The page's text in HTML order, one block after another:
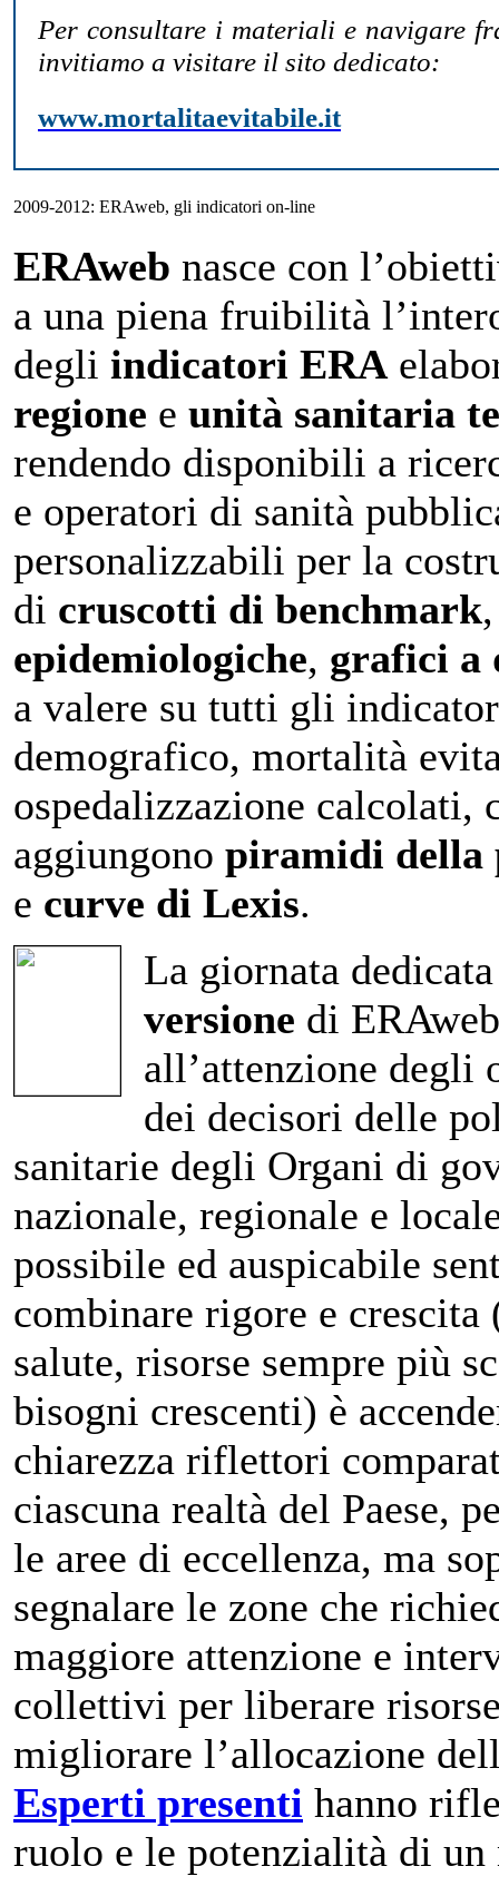
Per consultare i materiali e navigare
invitiamo a visitare il sito dedicato:
www.mortalitaevitabile.it
2009-2012: ERAweb, gli indicatori on-line
ERAweb nasce con
a una piena fruibilità
degli indicatori ERA
regione e unità sanitaria
rendendo disponibili a
e operatori di sanità
personalizzabili per la
di cruscotti di benchmark
epidemiologiche, grafici a
a valere su tutti gli
demografico, mortalità
ospedalizzazione calcolati,
aggiungono piramidi della
e curve di Lexis.
La giornata
versione di
all’attenzione degli
dei decisori delle
sanitarie degli Organi di
nazionale, regionale e
possibile ed auspicabile
combinare rigore e
salute, risorse sempre più
bisogni crescenti) è
chiarezza riflettori
ciascuna realtà del Paese,
le aree di eccellenza, ma
segnalare le zone che
maggiore attenzione e
collettivi per liberare
migliorare l’allocazione
Esperti presenti hanno
ruolo e le potenzialità di